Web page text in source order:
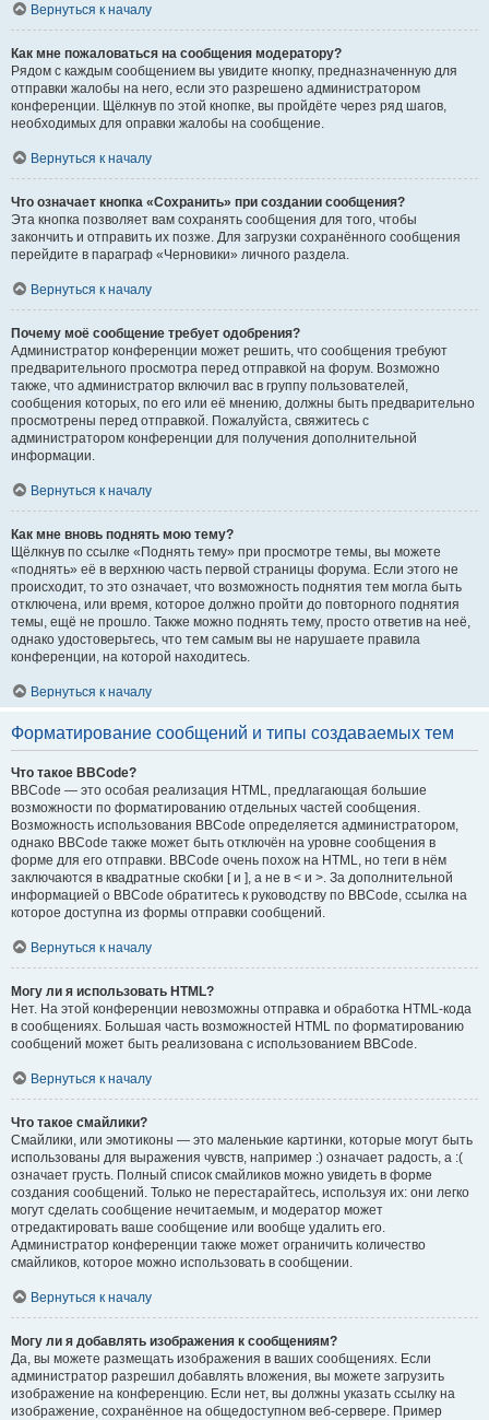
Вернуться к началу
Как мне пожаловаться на сообщения модератору?
Рядом с каждым сообщением вы увидите кнопку, предназначенную для
отправки жалобы на него, если это разрешено администратором
конференции. Щёлкнув по этой кнопке, вы пройдёте через ряд шагов,
необходимых для оправки жалобы на сообщение.
Вернуться к началу
Что означает кнопка «Сохранить» при создании сообщения?
Эта кнопка позволяет вам сохранять сообщения для того, чтобы
закончить и отправить их позже. Для загрузки сохранённого сообщения
перейдите в параграф «Черновики» личного раздела.
Вернуться к началу
Почему моё сообщение требует одобрения?
Администратор конференции может решить, что сообщения требуют
предварительного просмотра перед отправкой на форум. Возможно
также, что администратор включил вас в группу пользователей,
сообщения которых, по его или её мнению, должны быть предварительно
просмотрены перед отправкой. Пожалуйста, свяжитесь с
администратором конференции для получения дополнительной
информации.
Вернуться к началу
Как мне вновь поднять мою тему?
Щёлкнув по ссылке «Поднять тему» при просмотре темы, вы можете
«поднять» её в верхнюю часть первой страницы форума. Если этого не
происходит, то это означает, что возможность поднятия тем могла быть
отключена, или время, которое должно пройти до повторного поднятия
темы, ещё не прошло. Также можно поднять тему, просто ответив на неё,
однако удостоверьтесь, что тем самым вы не нарушаете правила
конференции, на которой находитесь.
Вернуться к началу
Форматирование сообщений и типы создаваемых тем
Что такое BBCode?
BBCode — это особая реализация HTML, предлагающая большие
возможности по форматированию отдельных частей сообщения.
Возможность использования BBCode определяется администратором,
однако BBCode также может быть отключён на уровне сообщения в
форме для его отправки. BBCode очень похож на HTML, но теги в нём
заключаются в квадратные скобки [ и ], а не в < и >. За дополнительной
информацией о BBCode обратитесь к руководству по BBCode, ссылка на
которое доступна из формы отправки сообщений.
Вернуться к началу
Могу ли я использовать HTML?
Нет. На этой конференции невозможны отправка и обработка HTML-кода
в сообщениях. Большая часть возможностей HTML по форматированию
сообщений может быть реализована с использованием BBCode.
Вернуться к началу
Что такое смайлики?
Смайлики, или эмотиконы — это маленькие картинки, которые могут быть
использованы для выражения чувств, например :) означает радость, а :(
означает грусть. Полный список смайликов можно увидеть в форме
создания сообщений. Только не перестарайтесь, используя их: они легко
могут сделать сообщение нечитаемым, и модератор может
отредактировать ваше сообщение или вообще удалить его.
Администратор конференции также может ограничить количество
смайликов, которое можно использовать в сообщении.
Вернуться к началу
Могу ли я добавлять изображения к сообщениям?
Да, вы можете размещать изображения в ваших сообщениях. Если
администратор разрешил добавлять вложения, вы можете загрузить
изображение на конференцию. Если нет, вы должны указать ссылку на
изображение, сохранённое на общедоступном веб-сервере. Пример